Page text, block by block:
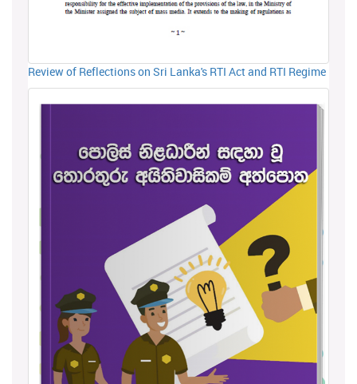
Review of Reflections on Sri Lanka's RTI Act and RTI Regime